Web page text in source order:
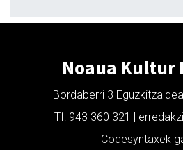
Noaua Kultur
Bordaberri 3
Tf: 943 360 321 |
Codesyntaxek